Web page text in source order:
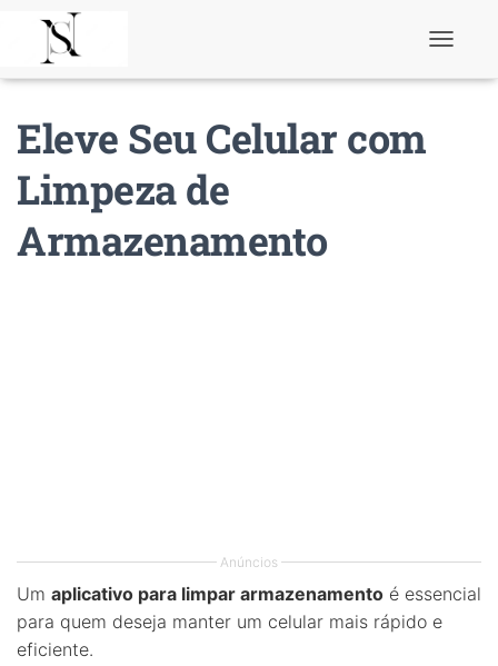
Eleve Seu Celular com
Limpeza de
Armazenamento
Anúncios
Um aplicativo para limpar armazenamento é essencial
para quem deseja manter um celular mais rápido e
eficiente.